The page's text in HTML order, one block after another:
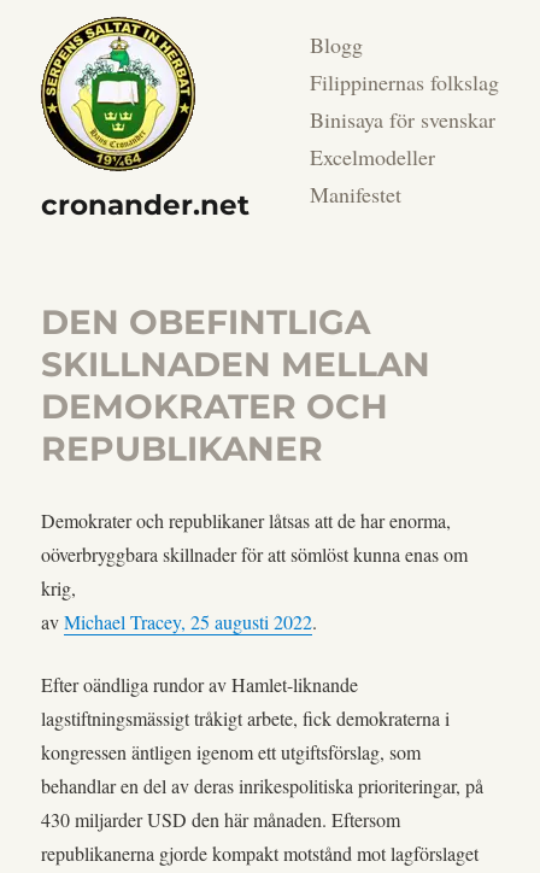
cronander.net
Blogg
Filippinernas folkslag
Binisaya för svenskar
Excelmodeller
Manifestet
DEN OBEFINTLIGA
SKILLNADEN MELLAN
DEMOKRATER OCH
REPUBLIKANER
Demokrater och republikaner låtsas att de har enorma,
oöverbryggbara skillnader för att sömlöst kunna enas om
krig,
avMichael Tracey, 25 augusti 2022.
Efter oändliga rundor av Hamlet-liknande
lagstiftningsmässigt tråkigt arbete, fick demokraterna i
kongressen äntligen igenom ett utgiftsförslag, som
behandlar en del av deras inrikespolitiska prioriteringar, på
430 miljarder USD den här månaden. Eftersom
republikanerna gjorde kompakt motstånd mot lagförslaget